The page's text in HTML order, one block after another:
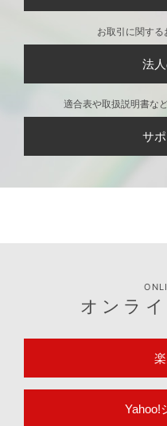
お取引に関する
法
適合表や取扱説明書な
サ
オンラ
Yahoo!